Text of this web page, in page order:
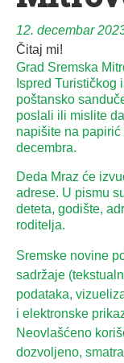
12. decembar
Čitaj mi!
Grad Sremska
Ispred Turističkog
poštansko
poslali ili mislite
napišite na
decembra.
Deda Mraz će
adrese. U pismu
deteta, godište,
roditelja.
Sremske novine
sadržaje
podataka,
i elektronske
Neovlašćeno
dozvoljeno,